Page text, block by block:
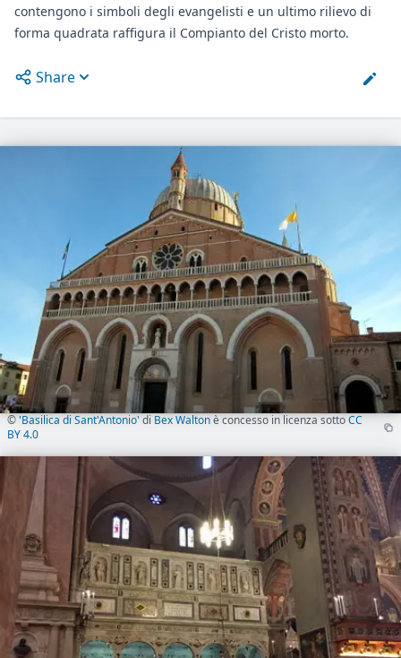
contengono i simboli degli evangelisti e un ultimo rilievo di
forma quadrata raffigura il Compianto del Cristo morto.
Open options
Share
©'Basilica di Sant'Antonio'diBex Waltonè concesso in licenza sottoCC
BY 4.0